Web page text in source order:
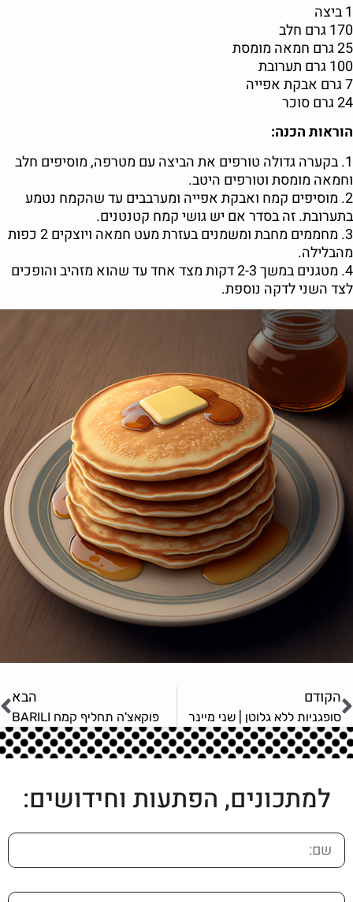
1 ביצה
170 גרם חלב
25 גרם חמאה מומסת
100 גרם תערובת
7 גרם אבקת אפייה
24 גרם סוכר
הוראות הכנה:
1. בקערה גדולה טורפים את הביצה עם מטרפה, מוסיפים חלב
וחמאה מומסת וטורפים היטב.
2. מוסיפים קמח ואבקת אפייה ומערבבים עד שהקמח נטמע
בתערובת. זה בסדר אם יש גושי קמח קטנטנים.
3. מחממים מחבת ומשמנים בעזרת מעט חמאה ויוצקים 2 כפות
מהבלילה.
4. מטגנים במשך 2-3 דקות מצד אחד עד שהוא מזהיב והופכים
לצד השני לדקה נוספת.
הקודם
סופגניות ללא גלוטן | שני מיינר
הבא
פוקאצ'ה תחליף קמח BARILI
למתכונים, הפתעות וחידושים: